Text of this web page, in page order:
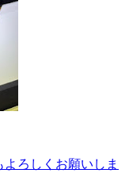
よろしくお願いしま